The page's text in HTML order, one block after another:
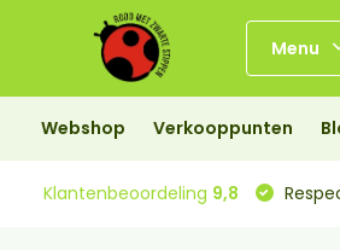
Menu
Webshop Verkooppunten
Klantenbeoordeling 9,8